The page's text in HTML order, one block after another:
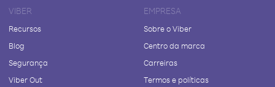
VIBER
Recursos
Blog
Segurança
Viber Out
EMPRESA
Sobre o Viber
Centro da marca
Carreiras
Termos e políticas